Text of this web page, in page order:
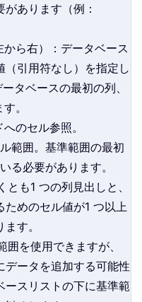
あります（例：
から右）：データベース
（引用符なし）を指定し
タベースの最初の列、
。
のセル参照。
範囲。基準範囲の最初
る必要があります。
も1 つの列見出しと、
めのセル値が1 つ以上
す。
を使用できますが、
データを追加する可能性
ースリストの下に基準範